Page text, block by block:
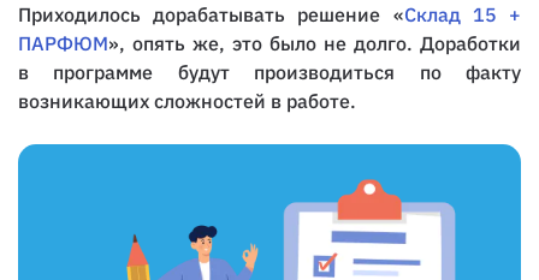
Приходилось дорабатывать решение «Склад 15 +
ПАРФЮМ», опять же, это было не долго. Доработки
в программе будут производиться по факту
возникающих сложностей в работе.